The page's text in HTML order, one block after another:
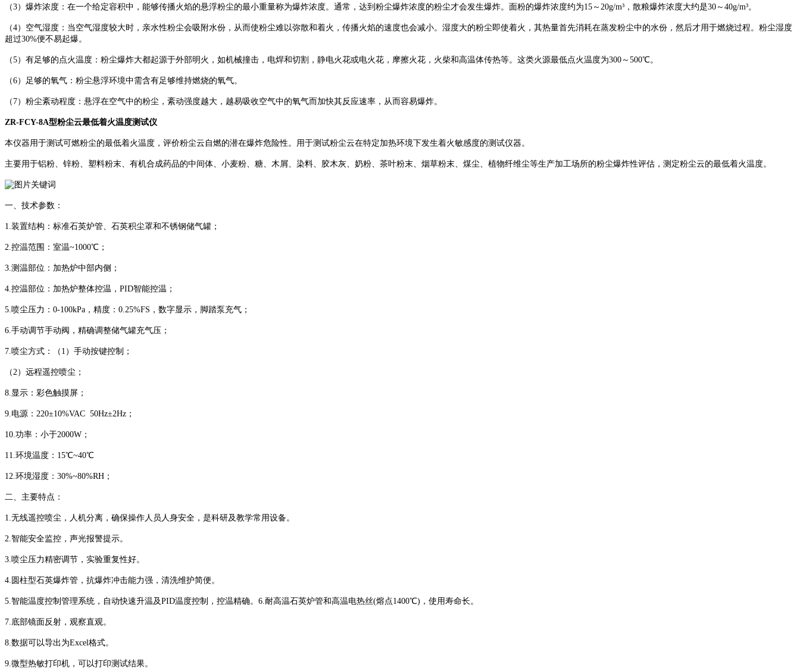
（3）爆炸浓度：在一个给定容积中，能够传播火焰的悬浮粉尘的最小重量称为爆炸浓度。通常，达到粉尘爆炸浓度的粉尘才会发生爆炸。面粉的爆炸浓度约为15～20g/m³，散粮爆炸浓度大约是30～40g/m³。
（4）空气湿度：当空气湿度较大时，亲水性粉尘会吸附水份，从而使粉尘难以弥散和着火，传播火焰的速度也会减小。湿度大的粉尘即使着火，其热量首先消耗在蒸发粉尘中的水份，然后才用于燃烧过程。粉尘湿度
超过30%便不易起爆。
（5）有足够的点火温度：粉尘爆炸大都起源于外部明火，如机械撞击，电焊和切割，静电火花或电火花，摩擦火花，火柴和高温体传热等。这类火源最低点火温度为300～500℃。
（6）足够的氧气：粉尘悬浮环境中需含有足够维持燃烧的氧气。
（7）粉尘紊动程度：悬浮在空气中的粉尘，紊动强度越大，越易吸收空气中的氧气而加快其反应速率，从而容易爆炸。
ZR-FCY-8A型粉尘云最低着火温度测试仪
本仪器用于测试可燃粉尘的最低着火温度，评价粉尘云自燃的潜在爆炸危险性。用于测试粉尘云在特定加热环境下发生着火敏感度的测试仪器。
主要用于铝粉、锌粉、塑料粉末、有机合成药品的中间体、小麦粉、糖、木屑、染料、胶木灰、奶粉、茶叶粉末、烟草粉末、煤尘、植物纤维尘等生产加工场所的粉尘爆炸性评估，测定粉尘云的最低着火温度。
一、技术参数：
1.装置结构：标准石英炉管、石英积尘罩和不锈钢储气罐；
2.控温范围：室温~1000℃；
3.测温部位：加热炉中部内侧；
4.控温部位：加热炉整体控温，PID智能控温；
5.喷尘压力：0-100kPa，精度：0.25%FS，数字显示，脚踏泵充气；
6.手动调节手动阀，精确调整储气罐充气压；
7.喷尘方式：（1）手动按键控制；
（2）远程遥控喷尘；
8.显示：彩色触摸屏；
9.电源：220±10%VAC 50Hz±2Hz；
10.功率：小于2000W；
11.环境温度：15℃~40℃
12.环境湿度：30%~80%RH；
二、主要特点：
1.无线遥控喷尘，人机分离，确保操作人员人身安全，是科研及教学常用设备。
2.智能安全监控，声光报警提示。
3.喷尘压力精密调节，实验重复性好。
4.圆柱型石英爆炸管，抗爆炸冲击能力强，清洗维护简便。
5.智能温度控制管理系统，自动快速升温及PID温度控制，控温精确。6.耐高温石英炉管和高温电热丝(熔点1400℃)，使用寿命长。
7.底部镜面反射，观察直观。
8.数据可以导出为Excel格式。
9.微型热敏打印机，可以打印测试结果。